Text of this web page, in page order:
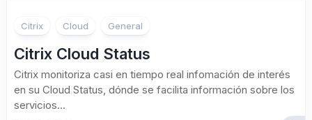
Citrix Cloud General
Citrix Cloud Status
Citrix monitoriza casi en tiempo real infomación de interés
en su Cloud Status, dónde se facilita información sobre los
servicios...